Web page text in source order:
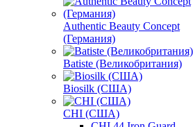
Authentic Beauty Concept
(Германия)
Batiste (Великобритания)
Biosilk (США)
CHI (США)